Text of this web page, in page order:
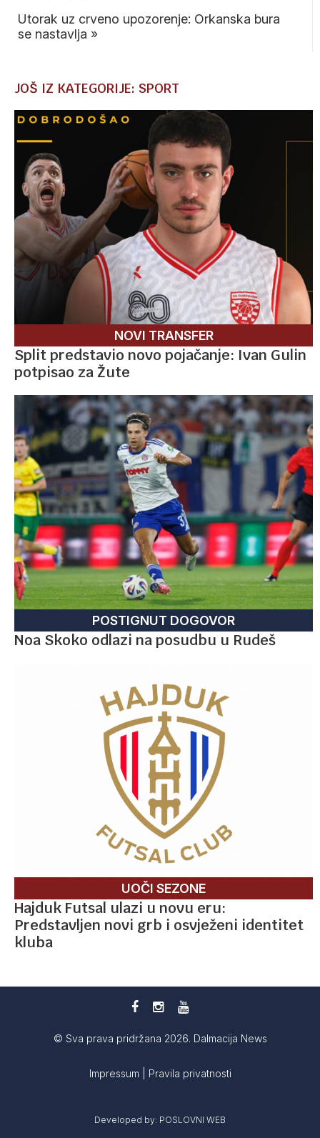
Utorak uz crveno upozorenje: Orkanska bura
se nastavlja »
JOŠ IZ KATEGORIJE: SPORT
NOVI TRANSFER
Split predstavio novo pojačanje: Ivan Gulin
potpisao za Žute
POSTIGNUT DOGOVOR
Noa Skoko odlazi na posudbu u Rudeš
UOČI SEZONE
Hajduk Futsal ulazi u novu eru:
Predstavljen novi grb i osvježeni identitet
kluba
© Sva prava pridržana 2026. Dalmacija News
Impressum Pravila privatnosti
Developed by: POSLOVNI WEB